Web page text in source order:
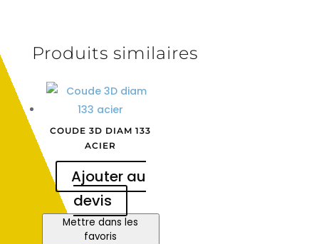
Produits similaires
COUDE 3D DIAM 133
ACIER
Ajouter au
devis
Mettre dans les
favoris